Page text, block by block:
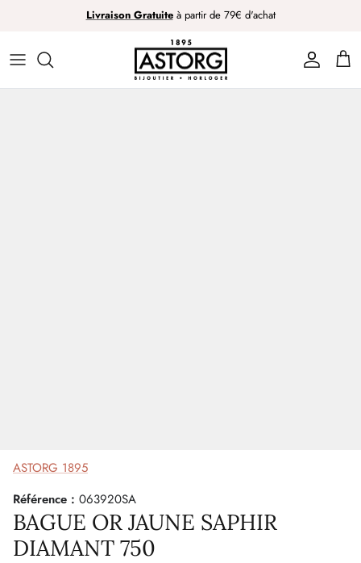
Livraison Gratuiteà partir de 79€ d'achat
ASTORG 1895
Référence : 063920SA
BAGUE OR JAUNE SAPHIR
DIAMANT 750